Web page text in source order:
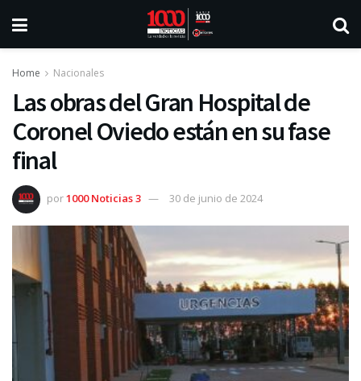
Home Nacionales
Las obras del Gran Hospital de
Coronel Oviedo están en su fase
final
por1000 Noticias 3 30 de junio de 2024